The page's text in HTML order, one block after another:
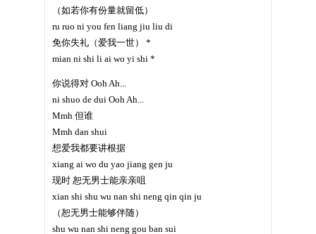
（如若你有份量就留低）
ru ruo ni you fen liang jiu liu di
免你失礼（爱我一世） *
mian ni shi li ai wo yi shi *
你说得对 Ooh Ah...
ni shuo de dui Ooh Ah...
Mmh 但谁
Mmh dan shui
想爱我都要讲根据
xiang ai wo du yao jiang gen ju
现时 恕无男士能亲亲咀
xian shi shu wu nan shi neng qin qin ju
（恕无男士能够伴随）
shu wu nan shi neng gou ban sui